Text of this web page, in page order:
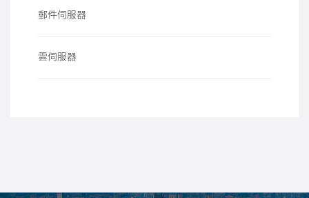
郵件伺服器
雲伺服器